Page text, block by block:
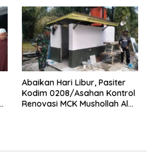
Abaikan Hari Libur, Pasiter
Kodim 0208/Asahan Kontrol
Renovasi MCK Mushollah Al